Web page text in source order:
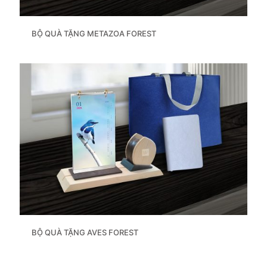
BỘ QUÀ TẶNG METAZOA FOREST
BỘ QUÀ TẶNG AVES FOREST